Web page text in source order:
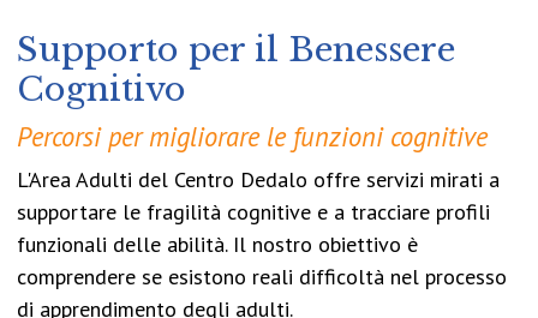
Supporto per il Benessere
Cognitivo
Percorsi per migliorare le funzioni cognitive
L'Area Adulti del Centro Dedalo offre servizi mirati a
supportare le fragilità cognitive e a tracciare profili
funzionali delle abilità. Il nostro obiettivo è
comprendere se esistono reali difficoltà nel processo
di apprendimento degli adulti.